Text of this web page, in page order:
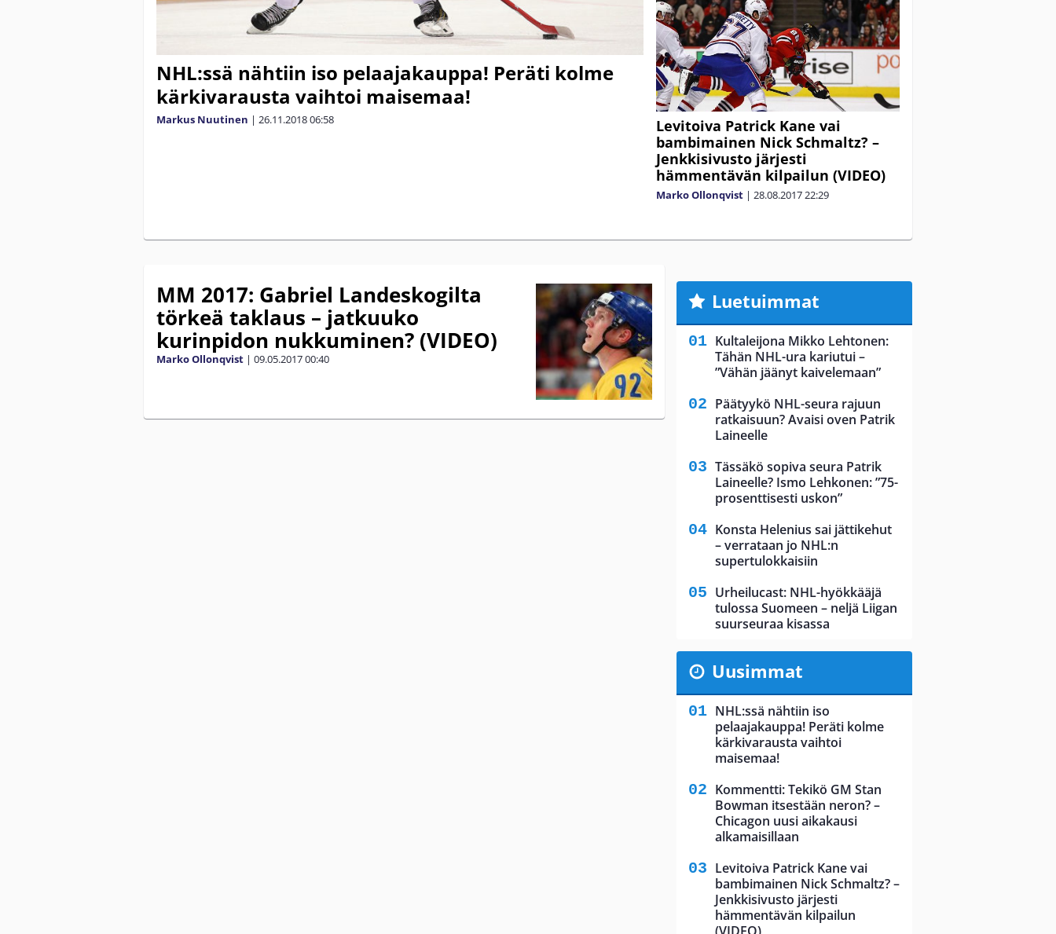
NHL:ssä nähtiin iso pelaajakauppa! Peräti kolme
kärkivarausta vaihtoi maisemaa!
Markus Nuutinen | 26.11.201806:58
Levitoiva Patrick Kane vai
bambimainen Nick Schmaltz? –
Jenkkisivusto järjesti
hämmentävän kilpailun (VIDEO)
Marko Ollonqvist | 28.08.201722:29
MM 2017: Gabriel Landeskogilta
törkeä taklaus – jatkuuko
kurinpidon nukkuminen? (VIDEO)
Marko Ollonqvist | 09.05.201700:40
Luetuimmat
Kultaleijona Mikko Lehtonen:
Tähän NHL-ura kariutui –
”Vähän jäänyt kaivelemaan”
Päätyykö NHL-seura rajuun
ratkaisuun? Avaisi oven Patrik
Laineelle
Tässäkö sopiva seura Patrik
Laineelle? Ismo Lehkonen: ”75-
prosenttisesti uskon”
Konsta Helenius sai jättikehut
– verrataan jo NHL:n
supertulokkaisiin
Urheilucast: NHL-hyökkääjä
tulossa Suomeen – neljä Liigan
suurseuraa kisassa
Uusimmat
NHL:ssä nähtiin iso
pelaajakauppa! Peräti kolme
kärkivarausta vaihtoi
maisemaa!
Kommentti: Tekikö GM Stan
Bowman itsestään neron? –
Chicagon uusi aikakausi
alkamaisillaan
Levitoiva Patrick Kane vai
bambimainen Nick Schmaltz? –
Jenkkisivusto järjesti
hämmentävän kilpailun